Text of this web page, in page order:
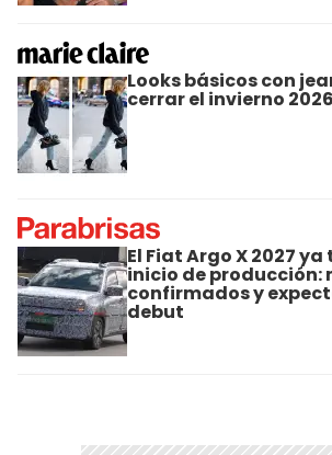
Looks básicos con
cerrar el invierno 2026
El Fiat Argo X 2027
inicio de producción:
confirmados y
debut